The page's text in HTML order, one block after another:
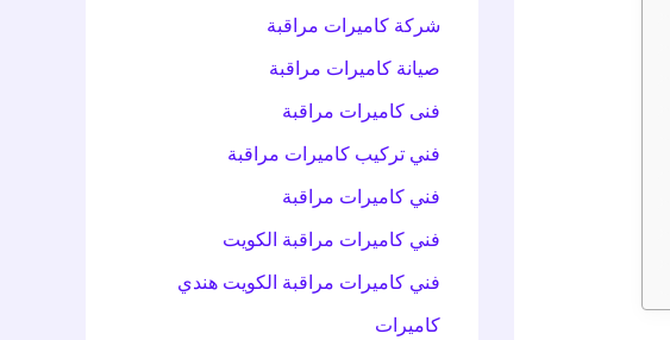
شركة كاميرات مراقبة
صيانة كاميرات مراقبة
فنى كاميرات مراقبة
فني تركيب كاميرات مراقبة
فني كاميرات مراقبة
فني كاميرات مراقبة الكويت
فني كاميرات مراقبة الكويت هندي
كاميرات